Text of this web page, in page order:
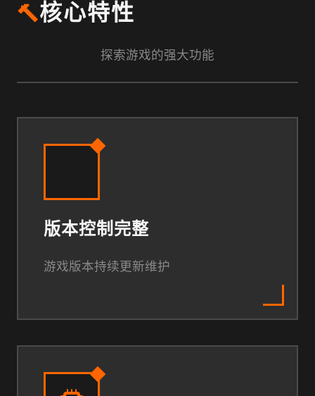
🔨核心特性
探索游戏的强大功能
版本控制完整
游戏版本持续更新维护